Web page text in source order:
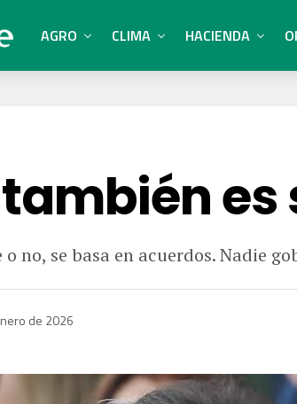
AGRO CLIMA HACIENDA
no, se basa en acuerdos. Nadie
de 2026